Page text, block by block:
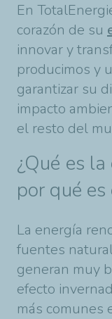
En
corazón de su
innovar y
producimos y
garantizar su
impacto
el resto del
¿Qué es
por qué es
La energía
fuentes
generan muy
efecto
más comunes